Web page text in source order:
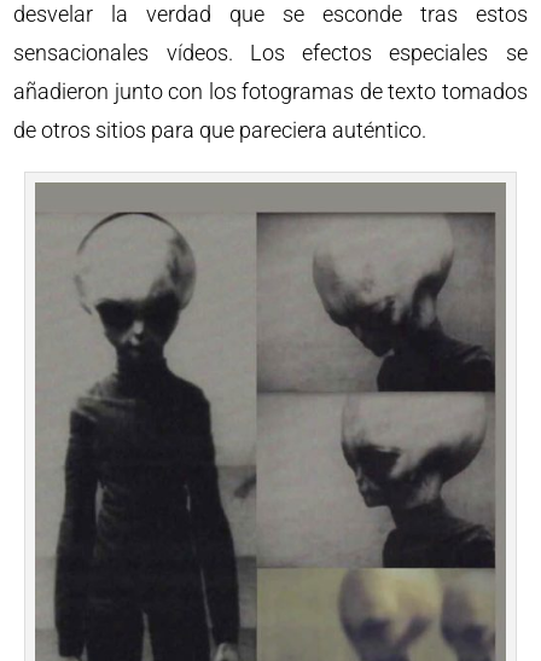
desvelar la verdad que se esconde tras estos
sensacionales vídeos. Los efectos especiales se
añadieron junto con los fotogramas de texto tomados
de otros sitios para que pareciera auténtico.